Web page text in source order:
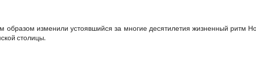
изменили устоявшийся за многие десятилетия жизненный ритм
столицы.